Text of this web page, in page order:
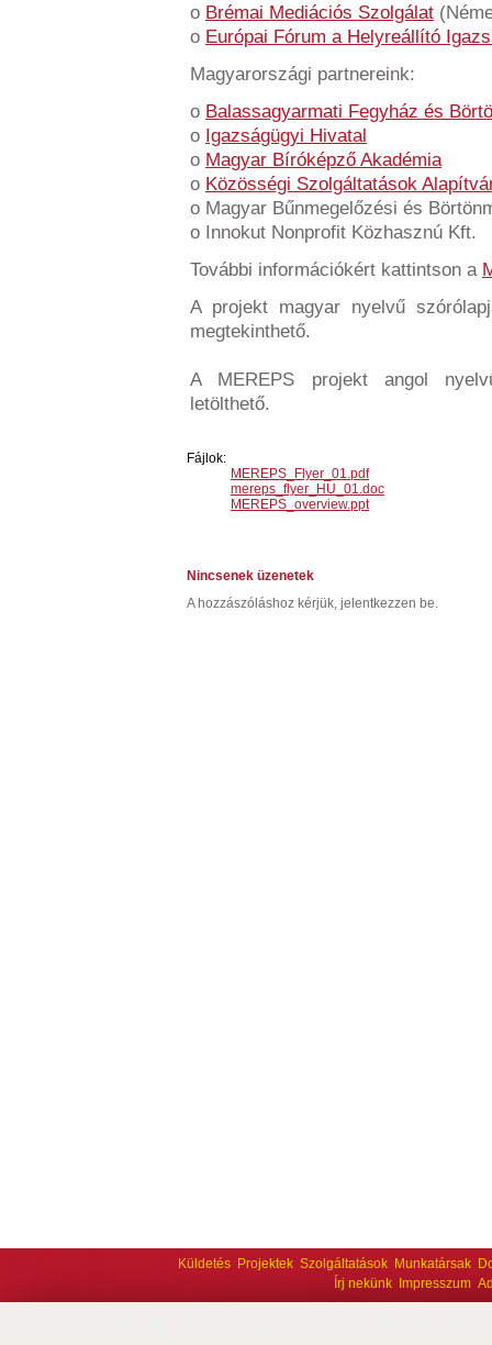
o Brémai Mediációs Szolgálat
o Európai Fórum a Helyreállító
Magyarországi partnereink:
o Balassagyarmati Fegyház és
o Igazságügyi Hivatal
o Magyar Bíróképző Akadémia
o Közösségi Szolgáltatások
o Magyar Bűnmegelőzési és
o Innokut Nonprofit Közhasznú Kft.
További információkért kattintson a
A projekt magyar nyelvű
megtekinthető.
A MEREPS projekt angol
letölthető.
Fájlok:
MEREPS_Flyer_01.pdf
mereps_flyer_HU_01.doc
MEREPS_overview.ppt
Nincsenek üzenetek
A hozzászóláshoz kérjük, jelentkezzen be.
Küldetés Projektek Szolgáltatások Munkatársak
Írj nekünk
Impresszum